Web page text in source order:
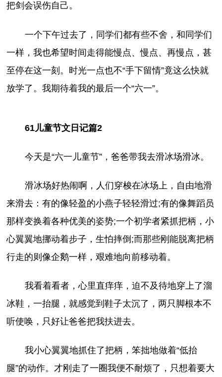
把剑会误伤自己。
一个下午过去了，同学们都有些不舍，和同学们
一样，我也希望时间走得能慢点、慢点、再慢点，甚
至停在这一刻。时光一点也不“手下留情”竟这么快就
放学了。我期待着我的最后一个“六一”。
61儿童节文日记篇2
今天是“六一儿童节”，爸爸带我去滑冰场滑冰。
滑冰场好热闹啊，人们穿梭在冰场上，自由地滑
来滑去：有的像轻盈的小燕子轻轻滑过;有的像舞蹈员
那样变换着各种优美的姿势;一个初学者紧抓把柄，小
心翼翼地挪动着步子，生怕摔倒;而那些刚能脱离把柄
行走的则像企鹅一样，艰难地向前移动着。
我看着看者，心里直痒痒，迫不及待地穿上了溜
冰鞋，一抬腿，就感觉到鞋子太沉了，两只脚根本不
听使唤，只好让爸爸把我扶进去。
我小心翼翼地抓住了把柄，笨拙地做着“低抬
腿”的动作。才刚走了一圈我便不耐烦了，只想着要大